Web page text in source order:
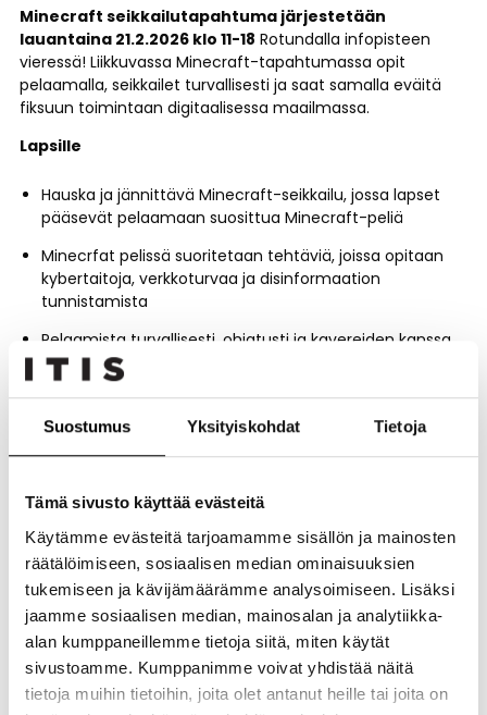
Suostumus Yksityiskohdat Tietoja
Tämä sivusto käyttää evästeitä
Käytämme evästeitä tarjoamamme sisällön ja mainosten
räätälöimiseen, sosiaalisen median ominaisuuksien
tukemiseen ja kävijämäärämme analysoimiseen. Lisäksi
jaamme sosiaalisen median, mainosalan ja analytiikka-
alan kumppaneillemme tietoja siitä, miten käytät
sivustoamme. Kumppanimme voivat yhdistää näitä
tietoja muihin tietoihin, joita olet antanut heille tai joita on
Minecraft seikkailutapahtuma järjestetään
lauantaina 21.2.2026 klo 11-18 Rotundalla infopisteen
vieressä! Liikkuvassa Minecraft-tapahtumassa opit
pelaamalla, seikkailet turvallisesti ja saat samalla eväitä
fiksuun toimintaan digitaalisessa maailmassa.
Lapsille
Hauska ja jännittävä Minecraft-seikkailu, jossa lapset
pääsevät pelaamaan suosittua Minecraft-peliä
Minecrfat pelissä suoritetaan tehtäviä, joissa opitaan
kybertaitoja, verkkoturvaa ja disinformaation
tunnistamista
Pelaamista turvallisesti, ohjatusti ja kavereiden kanssa
Minecraft-värityspiste
Vanhemmille
hyvinvointia tukevaa
Saat käytännön vinkkejä lapsen digiarjen tueksi
Seikkailun päätteeksi jokainen osallistuja saa:
HYST-agentin harjoitusohjelman kotiin
“Disinformaation taklaaja” -diplomin osallistumisesta